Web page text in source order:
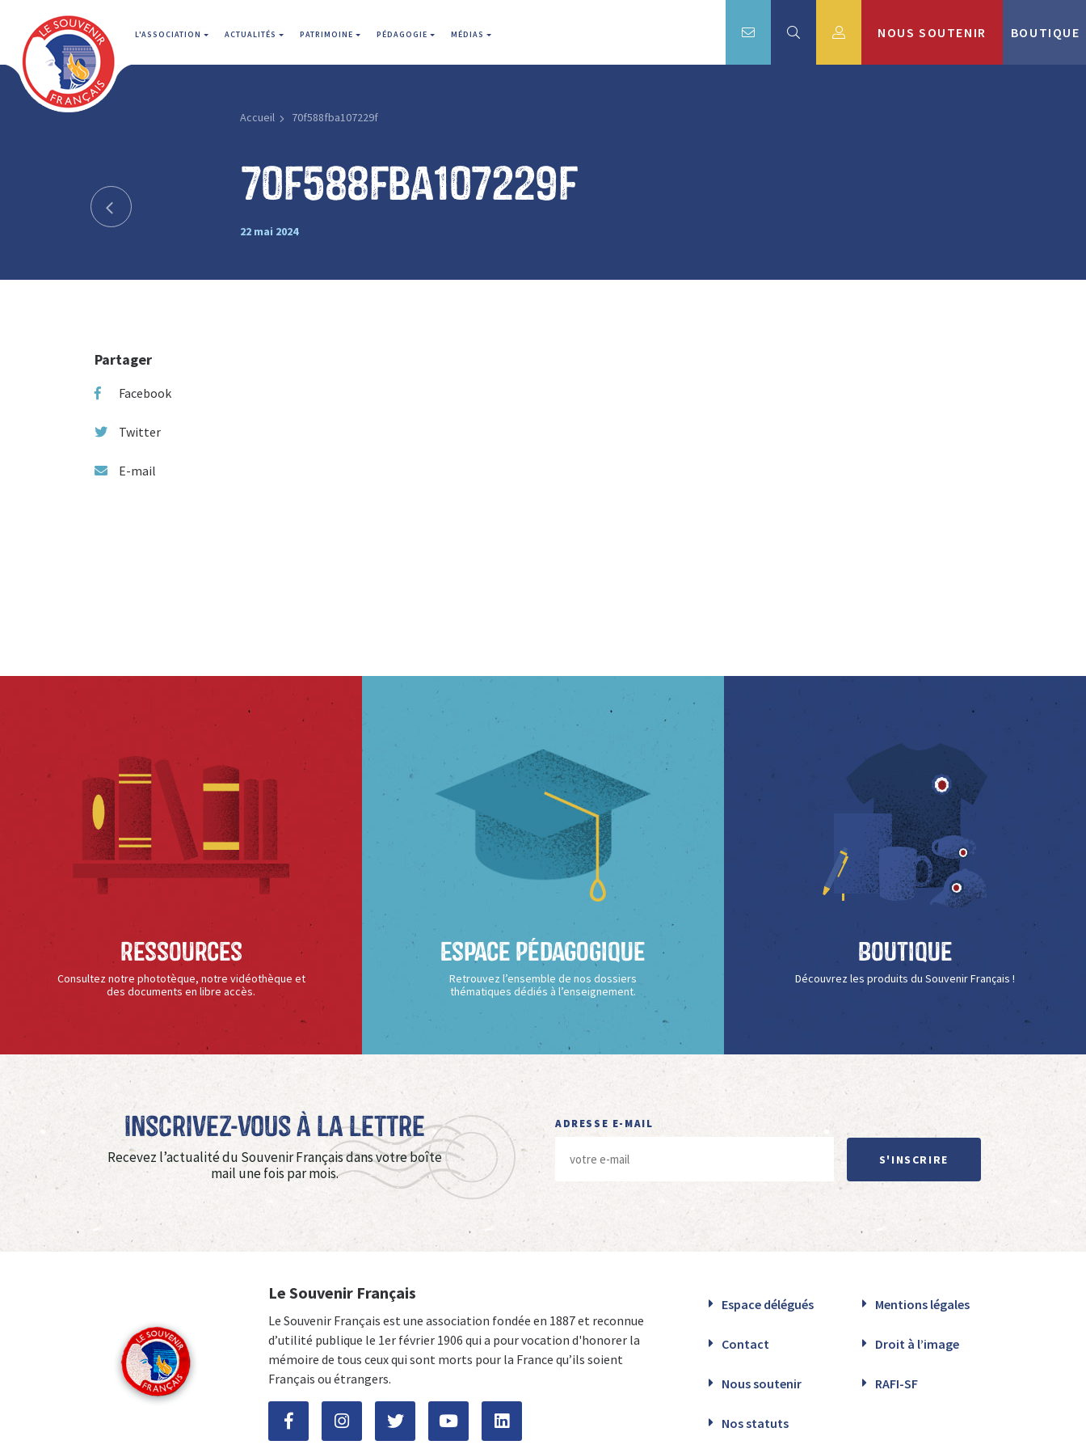
L'ASSOCIATION ACTUALITÉS PATRIMOINE PÉDAGOGIE MÉDIAS NOUS SOUTENIR BOUTIQUE
Accueil 70f588fba107229f
70f588fba107229f
22 mai 2024
Partager
Facebook
Twitter
E-mail
Ressources
Consultez notre phototèque, notre vidéothèque et
des documents en libre accès.
Espace Pédagogique
Retrouvez l’ensemble de nos dossiers
thématiques dédiés à l’enseignement.
Boutique
Découvrez les produits du Souvenir Français !
Inscrivez-vous à La Lettre
Recevez l’actualité du Souvenir Français dans votre boîte
mail une fois par mois.
ADRESSE E-MAIL
S'INSCRIRE
Le Souvenir Français
Le Souvenir Français est une association fondée en 1887 et reconnue
d’utilité publique le 1er février 1906 qui a pour vocation d'honorer la
mémoire de tous ceux qui sont morts pour la France qu’ils soient
Français ou étrangers.
Espace délégués Mentions légales
Contact Droit à l’image
Nous soutenir RAFI-SF
Nos statuts